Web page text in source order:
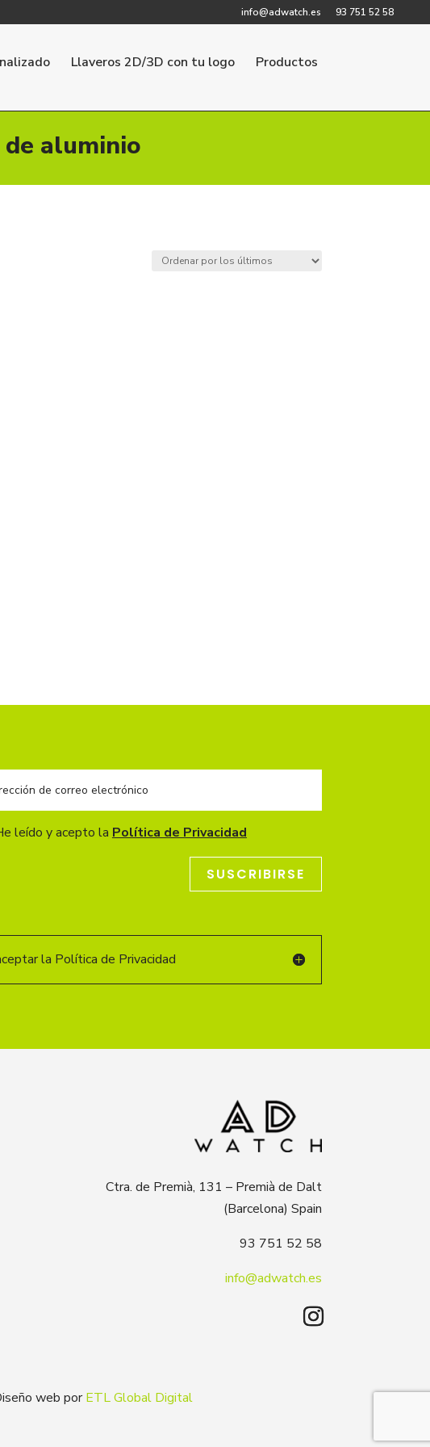
info@adwatch.es 93 751 52 58
Llaveros 2D/3D con tu logo Productos
aluminio
leído y acepto la Política de Privacidad
SUSCRIBIRSE
la Política de Privacidad
Ctra. de Premià, 131 – Premià de Dalt
(Barcelona) Spain
93 751 52 58
info@adwatch.es
web porETL Global Digital